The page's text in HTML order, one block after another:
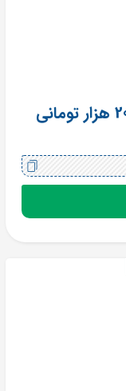
استایل مردانه بزن با تخفیف 200 هزار تومانی